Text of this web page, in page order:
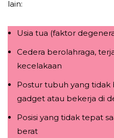
lain:
Usia tua (faktor
Cedera berolahraga,
kecelakaan
Postur tubuh yang tidak
gadget atau bekerja di
Posisi yang tidak tepat
berat